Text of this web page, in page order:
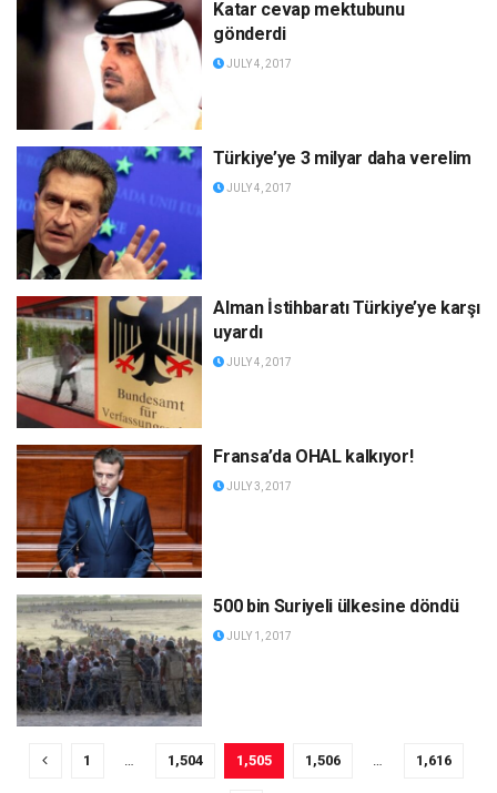
Katar cevap mektubunu
gönderdi
JULY 4, 2017
Türkiye’ye 3 milyar daha verelim
JULY 4, 2017
Alman İstihbaratı Türkiye’ye karşı
uyardı
JULY 4, 2017
Fransa’da OHAL kalkıyor!
JULY 3, 2017
500 bin Suriyeli ülkesine döndü
JULY 1, 2017
1 … 1,504 1,505 1,506 … 1,616